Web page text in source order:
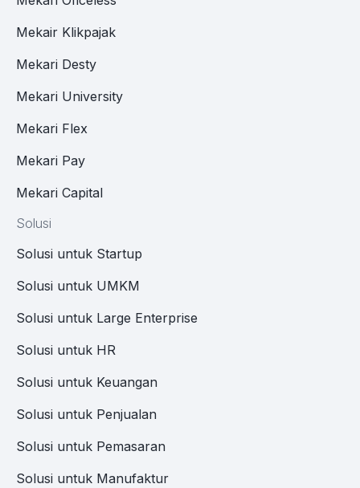
Mekair Klikpajak
Mekari Desty
Mekari University
Mekari Flex
Mekari Pay
Mekari Capital
Solusi
Solusi untuk Startup
Solusi untuk UMKM
Solusi untuk Large Enterprise
Solusi untuk HR
Solusi untuk Keuangan
Solusi untuk Penjualan
Solusi untuk Pemasaran
Solusi untuk Manufaktur